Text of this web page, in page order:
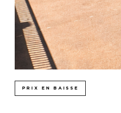
PRIX EN BAISSE